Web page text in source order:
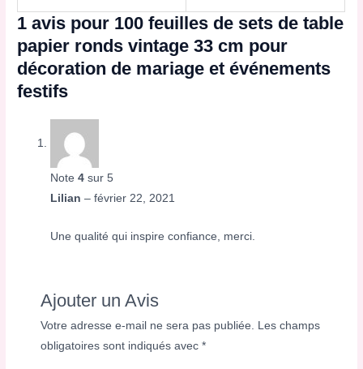
1 avis pour 100 feuilles de sets de table
papier ronds vintage 33 cm pour
décoration de mariage et événements
festifs
Note4 sur 5
Lilian– février 22, 2021
Une qualité qui inspire confiance, merci.
Ajouter un Avis
Votre adresse e-mail ne sera pas publiée. Les champs
obligatoires sont indiqués avec*